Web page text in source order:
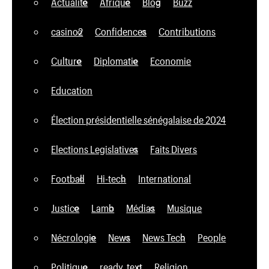
casino2 Confidences Contributions
Culture Diplomatie Economie
Education
Élection présidentielle sénégalaise de 2024
Elections Legislatives Faits Divers
Football Hi-tech International
Justice Lamb Médias Musique
Nécrologie News News Tech People
Politique ready_text Religion